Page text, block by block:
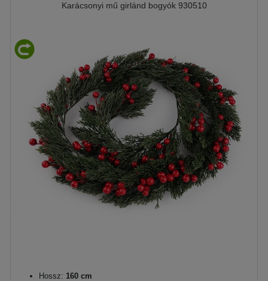
Karácsonyi mű girlánd bogyók 930510
Hossz: 160 cm